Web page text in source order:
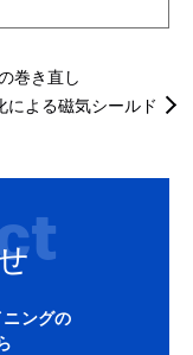
巻き直し
による磁気シールド
ングの